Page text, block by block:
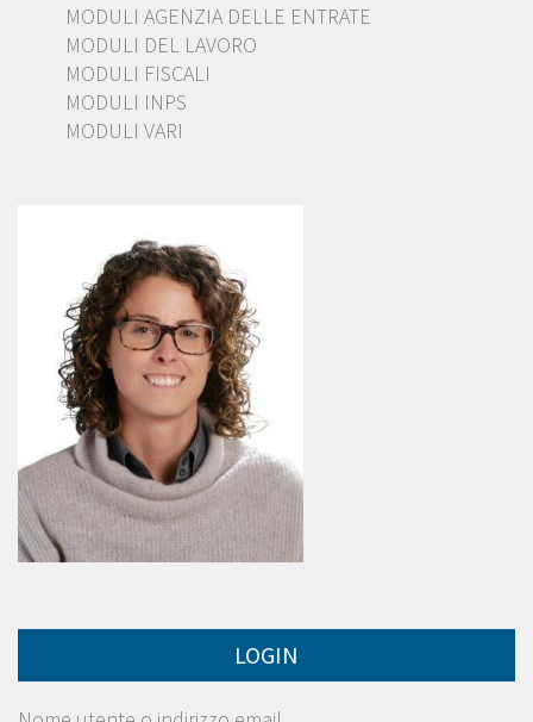
MODULI AGENZIA DELLE ENTRATE
MODULI DEL LAVORO
MODULI FISCALI
MODULI INPS
MODULI VARI
LOGIN